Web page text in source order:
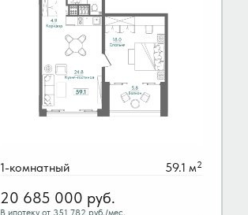
1-комнатный 59.1 м2
20 685 000 руб.
В ипотеку от 351 782 руб./мес.